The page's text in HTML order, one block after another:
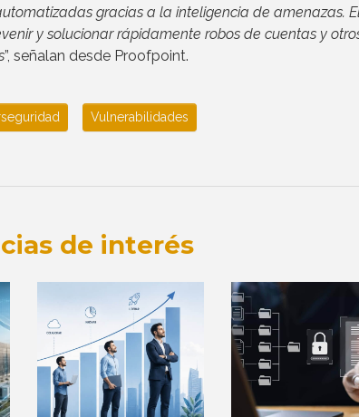
gracias a la inteligencia de amenazas.
y solucionar rápidamente robos de cuentas y
”, señalan desde Proofpoint.
Vulnerabilidades
de interés